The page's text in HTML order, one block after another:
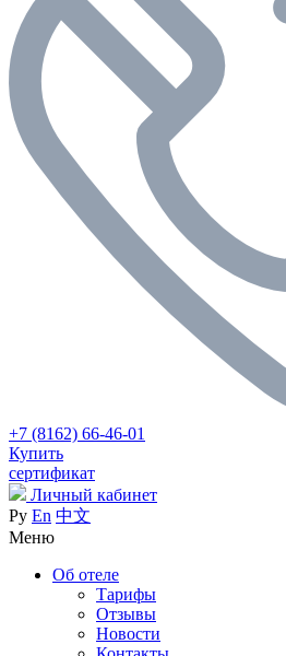
+7 (8162) 66-46-01
Купить
сертификат
Личный кабинет
Ру En 中文
Меню
Об отеле
Тарифы
Отзывы
Новости